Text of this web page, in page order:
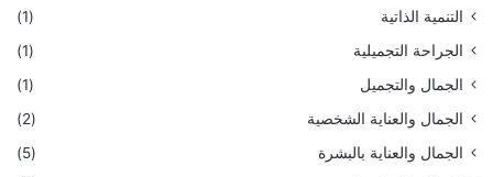
التنمية الذاتية
(1)
الجراحة التجميلية
(1)
الجمال والتجميل
(1)
الجمال والعناية الشخصية
(2)
الجمال والعناية بالبشرة
(5)